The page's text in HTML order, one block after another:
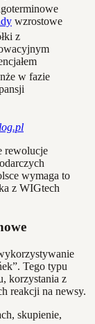
wzrostowe
z
w fazie
rewolucje
wymaga to
z WIGtech
Tego typu
korzystania z
reakcji na newsy.